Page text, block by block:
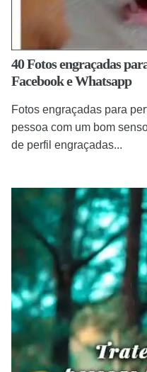
40 Fotos engraçadas
Facebook e Whatsapp
Fotos engraçadas para
pessoa com um bom
de perfil engraçadas...